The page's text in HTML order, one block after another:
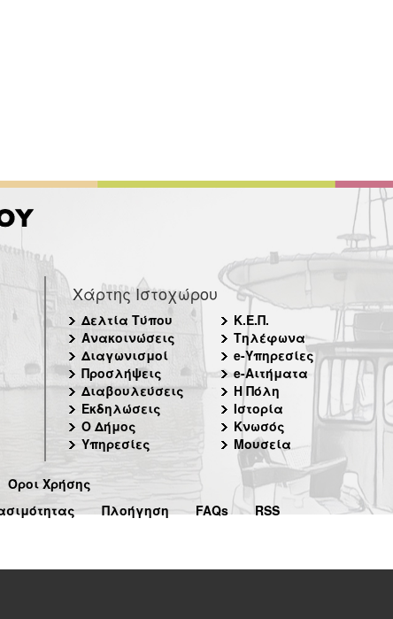
Χάρτης Ιστοχώρου
Δελτία Τύπου
Ανακοινώσεις
Διαγωνισμοί
Προσλήψεις
Διαβουλεύσεις
Εκδηλώσεις
Ο Δήμος
Υπηρεσίες
Κ.Ε.Π.
Τηλέφωνα
e-Υπηρεσίες
e-Αιτήματα
Η Πόλη
Ιστορία
Κνωσός
Μουσεία
Όροι Χρήσης
Πλοήγηση FAQs RSS